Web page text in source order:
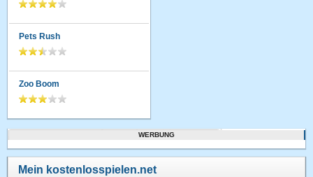
Pets Rush
Zoo Boom
WERBUNG
Mein kostenlosspielen.net